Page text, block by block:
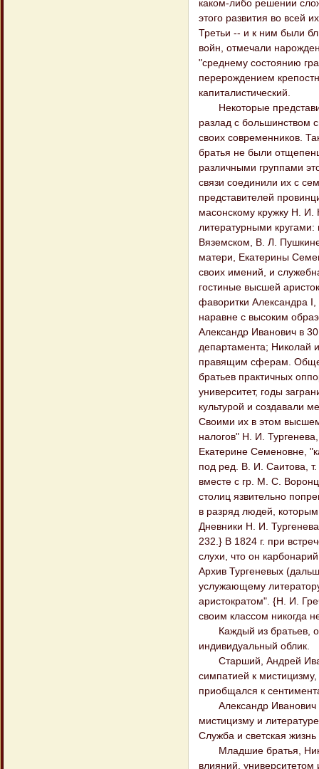
каком-либо решении
этого развития во всей
Третьи -- и к ним были
войн, отмечали
"среднему состоянию
перерождением
капиталистический.
Некоторые
разлад с большинством
своих современников.
братья не были
различными группами
связи соединили их с
представителей
масонскому кружку Н. И.
литературными
Вяземском, В. Л.
матери, Екатерины
своих имений, и
гостиные высшей
фаворитки Александра
наравне с высоким
Александр Иванович в
департамента; Николай
правящим сферам.
братьев практичных
университет, годы
культурой и создавали
Своими их в этом
налогов" Н. И.
Екатерине Семеновне,
под ред. В. И. Саитова,
вместе с гр. М. С.
столиц язвительно
в разряд людей,
Дневники Н. И.
232.} В 1824 г. при
слухи, что он
Архив Тургеневых
услужающему
аристократом". {Н. И.
своим классом никогда
Каждый из братьев,
индивидуальный облик.
Старший, Андрей
симпатией к
приобщался к
Александр Иванович
мистицизму и
Служба и светская
Младшие братья,
влияний,